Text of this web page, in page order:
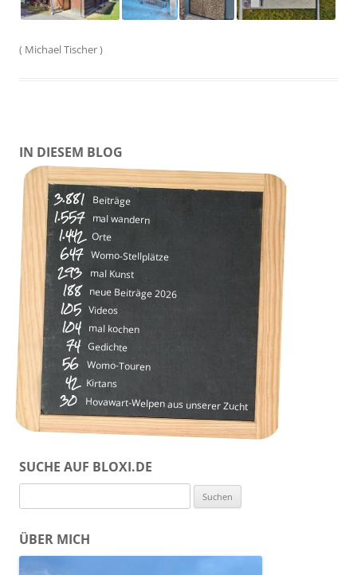
( Michael Tischer)
IN DIESEM BLOG
3.881 Beiträge
1.557 mal wandern
1.442 Orte
647 Womo-Stellplätze
293 mal Kunst
188 neue Beiträge 2026
105 Videos
104 mal kochen
74 Gedichte
56 Womo-Touren
42 Kirtans
30 Hovawart-Welpen aus unserer Zucht
SUCHE AUF BLOXI.DE
nach:
ÜBER MICH